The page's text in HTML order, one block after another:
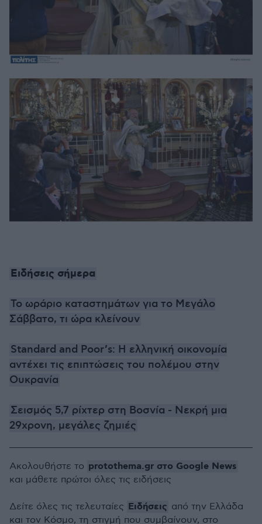
Ειδήσεις σήμερα
Το ωράριο καταστημάτων για το Μεγάλο
Σάββατο, τι ώρα κλείνουν
Standard and Poor’s: Η ελληνική οικονομία
αντέχει τις επιπτώσεις του πολέμου στην
Ουκρανία
Σεισμός 5,7 ρίχτερ στη Βοσνία - Νεκρή μια
29χρονη, μεγάλες ζημιές
Ακολουθήστε το protothema.gr στο Google News
και μάθετε πρώτοι όλες τις ειδήσεις
Δείτε όλες τις τελευταίες Ειδήσεις από την Ελλάδα
και τον Κόσμο, τη στιγμή που συμβαίνουν, στο